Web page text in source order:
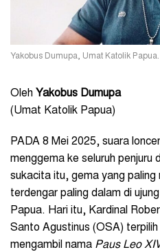
Yakobus Dumupa, Umat Katolik
Oleh Yakobus Dumupa
(Umat Katolik Papua)
PADA 8 Mei 2025, suara
menggema ke seluruh penjuru
sukacita itu, gema yang paling
terdengar paling dalam di
Papua. Hari itu, Kardinal
Santo Agustinus (OSA)
mengambil nama Paus Leo